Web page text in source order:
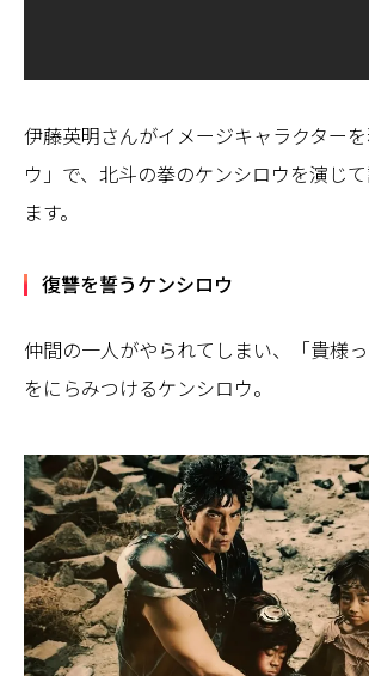
伊藤英明さんがイメージキャラクター
ウ」で、北斗の拳のケンシロウを演じ
ます。
復讐を誓うケンシロウ
仲間の一人がやられてしまい、「貴様
をにらみつけるケンシロウ。